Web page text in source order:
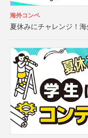
海外コンペ
夏休みにチャレンジ！